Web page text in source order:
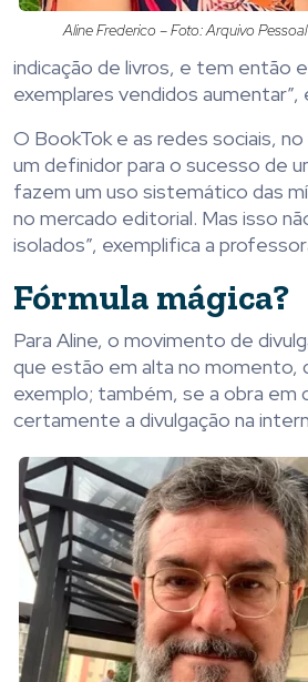
Aline Frederico – Foto: Arquivo Pessoal
indicação de livros, e tem então
exemplares vendidos aumentar”,
O BookTok e as redes sociais,
um definidor para o sucesso de
fazem um uso sistemático das
no mercado editorial. Mas isso
isolados”, exemplifica a
Fórmula mágica?
Para Aline, o movimento de
que estão em alta no momento,
exemplo; também, se a obra em
certamente a divulgação na